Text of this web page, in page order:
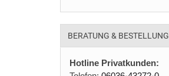
BERATUNG & BESTELLUNG
Hotline Privatkunden: